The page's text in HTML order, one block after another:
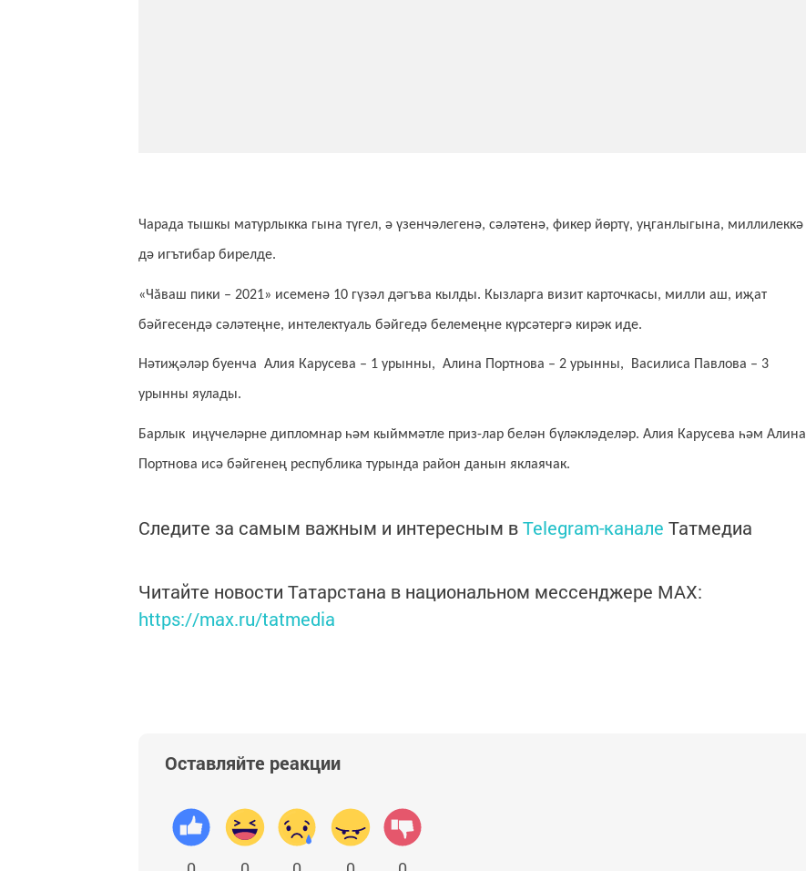
Чарада тышкы матурлыкка гына түгел, ә үзенчәлегенә, сәләтенә, фикер йөртү, уңганлыгына, миллилеккә
дә игътибар бирелде.
«Чăваш пики – 2021» исеменә 10 гүзәл дәгъва кылды. Кызларга визит карточкасы, милли аш, иҗат
бәйгесендә сәләтеңне, интелектуаль бәйгедә белемеңне күрсәтергә кирәк иде.
Нәтиҗәләр буенча Алия Карусева – 1 урынны, Алина Портнова – 2 урынны, Василиса Павлова – 3
урынны яулады.
Барлык иңүчеләрне дипломнар һәм кыйммәтле приз-лар белән бүләкләделәр. Алия Карусева һәм Алина
Портнова исә бәйгенең республика турында район данын яклаячак.
Следите за самым важным и интересным вTelegram-канале Татмедиа
Читайте новости Татарстана в национальном мессенджере MАХ:
https://max.ru/tatmedia
Оставляйте реакции